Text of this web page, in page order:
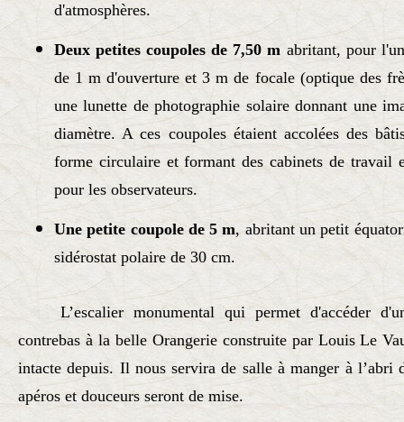
d'atmosphères.
Deux petites coupoles de 7,50 m abritant, pour
de 1 m d'ouverture et 3 m de focale (optique des
une lunette de photographie solaire donnant une
diamètre. A ces coupoles étaient accolées des
forme circulaire et formant des cabinets de travail
pour les observateurs.
Une petite coupole de 5 m, abritant un petit
sidérostat polaire de 30 cm.
L’escalier monumental qui permet d'accéder
contrebas à la belle Orangerie construite par Louis Le
intacte depuis. Il nous servira de salle à manger à l’abri
apéros et douceurs seront de mise.